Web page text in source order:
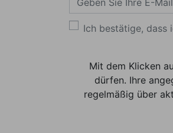
Ich bestätige, dass
Mit dem Klicken
dürfen. Ihre
regelmäßig über